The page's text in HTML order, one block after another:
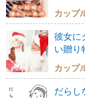
カップ
彼女に
い贈り
カップ
だらし